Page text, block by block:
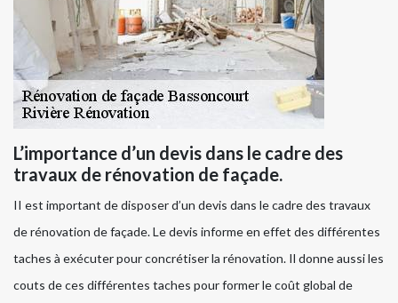
L’importance d’un devis dans le cadre des
travaux de rénovation de façade.
II est important de disposer d’un devis dans le cadre des travaux
de rénovation de façade. Le devis informe en effet des différentes
taches à exécuter pour concrétiser la rénovation. Il donne aussi les
couts de ces différentes taches pour former le coût global de